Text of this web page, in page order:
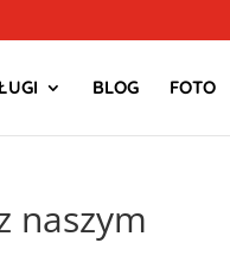
BLOG FOTO
naszym